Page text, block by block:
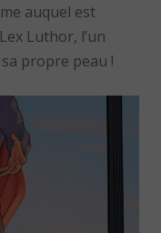
auquel est
Luthor, l’un
propre peau !